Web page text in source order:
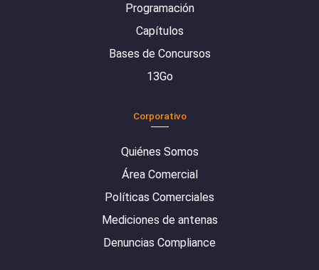
Programación
Capítulos
Bases de Concursos
13Go
Corporativo
Quiénes Somos
Área Comercial
Políticas Comerciales
Mediciones de antenas
Denuncias Compliance